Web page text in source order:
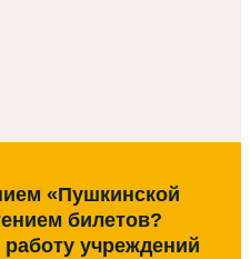
«Пушкинской
билетов?
учреждений